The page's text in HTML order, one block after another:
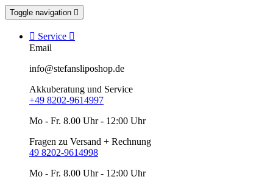
Toggle navigation 
 Service 
Email
info@stefansliposhop.de
Akkuberatung und Service
+49 8202-9614997
Mo - Fr. 8.00 Uhr - 12:00 Uhr
Fragen zu Versand + Rechnung
49 8202-9614998
Mo - Fr. 8.00 Uhr - 12:00 Uhr